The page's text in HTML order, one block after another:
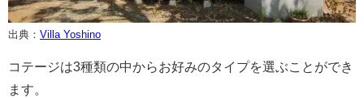
出典： Villa Yoshino
コテージは3種類の中からお好みのタイプを選ぶことができ
ます。